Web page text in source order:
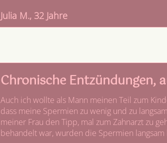
Julia M., 32 Jahre
Chronische Entzündungen,
Auch ich wollte als Mann meinen Teil zum
dass meine Spermien zu wenig und zu
meiner Frau den Tipp, mal zum Zahnarzt zu
behandelt war, wurden die Spermien